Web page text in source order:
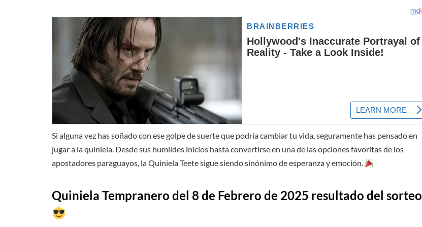
Si alguna vez has soñado con ese golpe de suerte que podría cambiar tu vida, seguramente has pensado en
jugar a la quiniela. Desde sus humildes inicios hasta convertirse en una de las opciones favoritas de los
apostadores paraguayos, la Quiniela Teete sigue siendo sinónimo de esperanza y emoción.
Quiniela Tempranero del 8 de Febrero de 2025 resultado del sorteo